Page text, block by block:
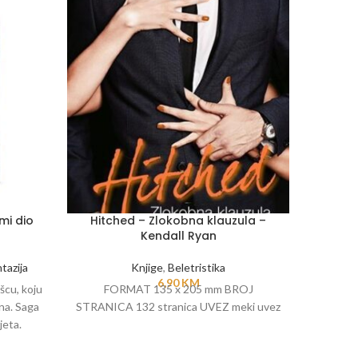
dio
koju
Saga
Hitched – Zlokobna klauzula –
Kendall Ryan
Knjige, Beletristika
6,90KM
FORMAT 135 x 205 mm BROJ
STRANICA 132 stranica UVEZ meki uvez